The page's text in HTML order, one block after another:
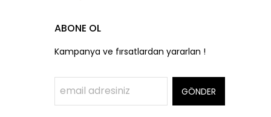
ABONE OL
Kampanya ve fırsatlardan yararlan !
GÖNDER